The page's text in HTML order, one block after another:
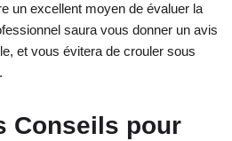
un excellent moyen de évaluer la
saura vous donner un avis
et vous évitera de crouler sous
Conseils pour